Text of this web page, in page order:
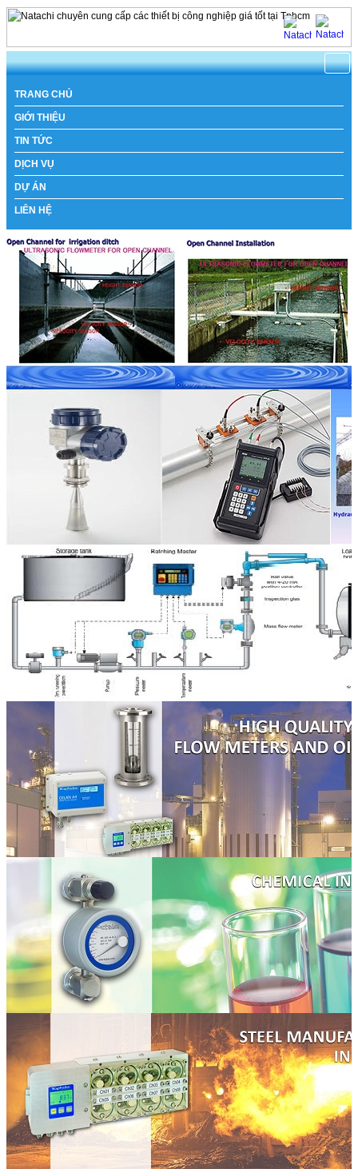
https://www.natachi.net
TRANG CHỦ
GIỚI THIỆU
TIN TỨC
DỊCH VỤ
DỰ ÁN
LIÊN HỆ